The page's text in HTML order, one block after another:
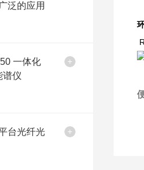
泛的应用
一体化
谱仪
台光纤光